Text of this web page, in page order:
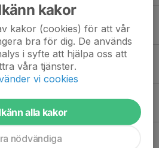
2024/2025
tränare för A-laget
kakor
kakor (cookies) för att vår
bra för dig. De används
i syfte att hjälpa oss att
våra tjänster.
vi cookies
alla kakor
nödvändiga